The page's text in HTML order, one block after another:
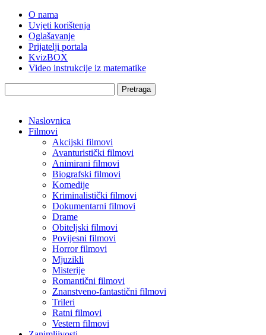
O nama
Uvjeti korištenja
Oglašavanje
Prijatelji portala
KvizBOX
Video instrukcije iz matematike
Pretraga
Naslovnica
Filmovi
Akcijski filmovi
Avanturistički filmovi
Animirani filmovi
Biografski filmovi
Komedije
Kriminalistički filmovi
Dokumentarni filmovi
Drame
Obiteljski filmovi
Povijesni filmovi
Horror filmovi
Mjuzikli
Misterije
Romantični filmovi
Znanstveno-fantastični filmovi
Trileri
Ratni filmovi
Vestern filmovi